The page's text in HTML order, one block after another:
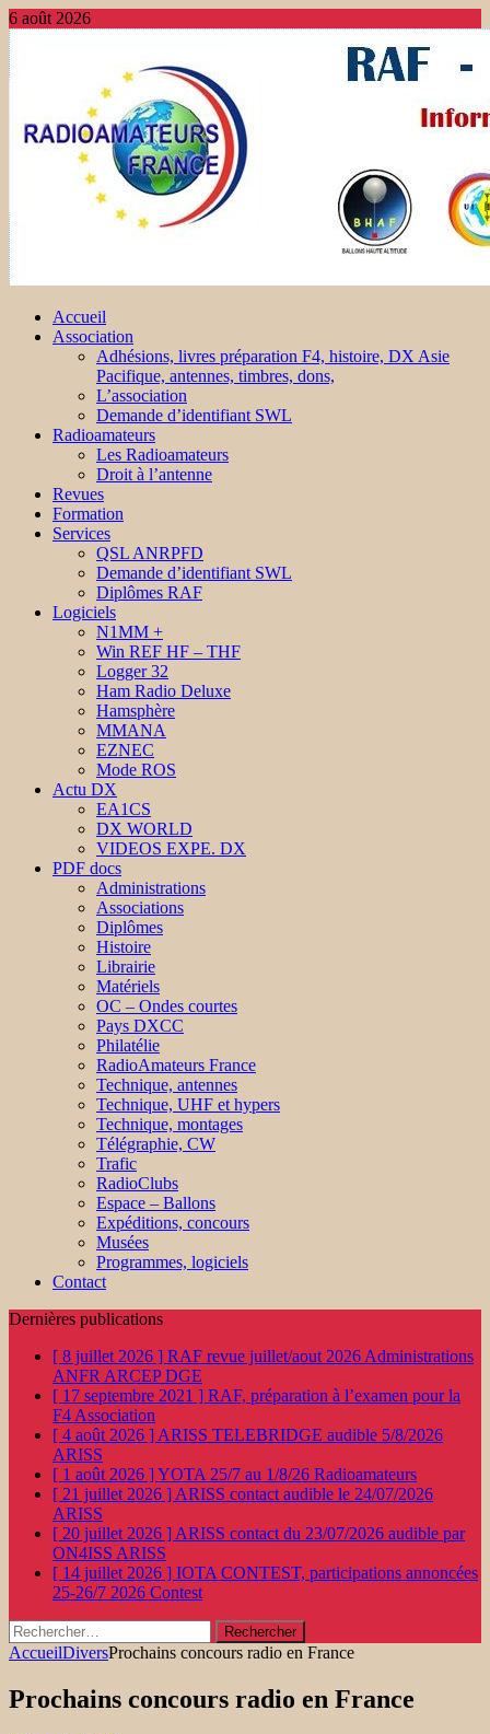
6 août 2026
Accueil
Association
Adhésions, livres préparation F4, histoire, DX Asie
Pacifique, antennes, timbres, dons,
L’association
Demande d’identifiant SWL
Radioamateurs
Les Radioamateurs
Droit à l’antenne
Revues
Formation
Services
QSL ANRPFD
Demande d’identifiant SWL
Diplômes RAF
Logiciels
N1MM +
Win REF HF – THF
Logger 32
Ham Radio Deluxe
Hamsphère
MMANA
EZNEC
Mode ROS
Actu DX
EA1CS
DX WORLD
VIDEOS EXPE. DX
PDF docs
Administrations
Associations
Diplômes
Histoire
Librairie
Matériels
OC – Ondes courtes
Pays DXCC
Philatélie
RadioAmateurs France
Technique, antennes
Technique, UHF et hypers
Technique, montages
Télégraphie, CW
Trafic
RadioClubs
Espace – Ballons
Expéditions, concours
Musées
Programmes, logiciels
Contact
Dernières publications
[ 8 juillet 2026 ] RAF revue juillet/aout 2026 Administrations
ANFR ARCEP DGE
[ 17 septembre 2021 ] RAF, préparation à l’examen pour la
F4 Association
[ 4 août 2026 ] ARISS TELEBRIDGE audible 5/8/2026
ARISS
[ 1 août 2026 ]YOTA 25/7 au 1/8/26 Radioamateurs
[ 21 juillet 2026 ] ARISS contact audible le 24/07/2026
ARISS
[ 20 juillet 2026 ] ARISS contact du 23/07/2026 audible par
ON4ISS ARISS
[ 14 juillet 2026 ] IOTA CONTEST, participations annoncées
25-26/7 2026 Contest
Rechercher :
AccueilDiversProchains concours radio en France
Prochains concours radio en France